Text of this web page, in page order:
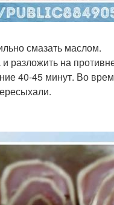
смазать маслом.
разложить на
40-45 минут. Во